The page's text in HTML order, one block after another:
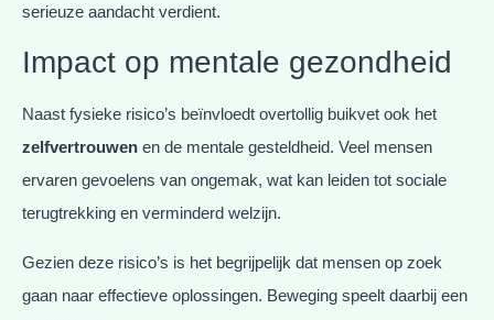
serieuze aandacht verdient.
Impact op mentale gezondheid
Naast fysieke risico’s beïnvloedt overtollig buikvet ook het
zelfvertrouwen en de mentale gesteldheid. Veel mensen
ervaren gevoelens van ongemak, wat kan leiden tot sociale
terugtrekking en verminderd welzijn.
Gezien deze risico’s is het begrijpelijk dat mensen op zoek
gaan naar effectieve oplossingen. Beweging speelt daarbij een